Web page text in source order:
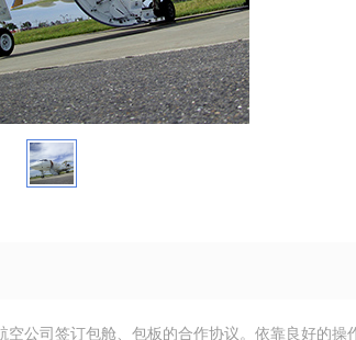
空公司签订包舱、包板的合作协议。依靠良好的